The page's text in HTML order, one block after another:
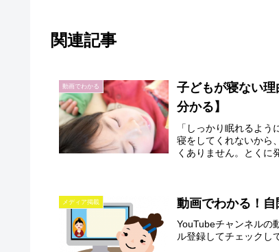
関連記事
動画でわかる
子どもが寝ない
分かる】
「しっかり眠れるよ
寝をしてくれないから
くありません。とくに
メディア掲載 動画でわかる！自
YouTubeチャンネルの
ル登録してチェックし